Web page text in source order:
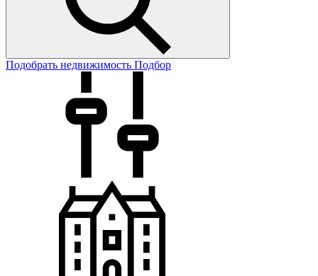
Подобрать недвижимость Подбор